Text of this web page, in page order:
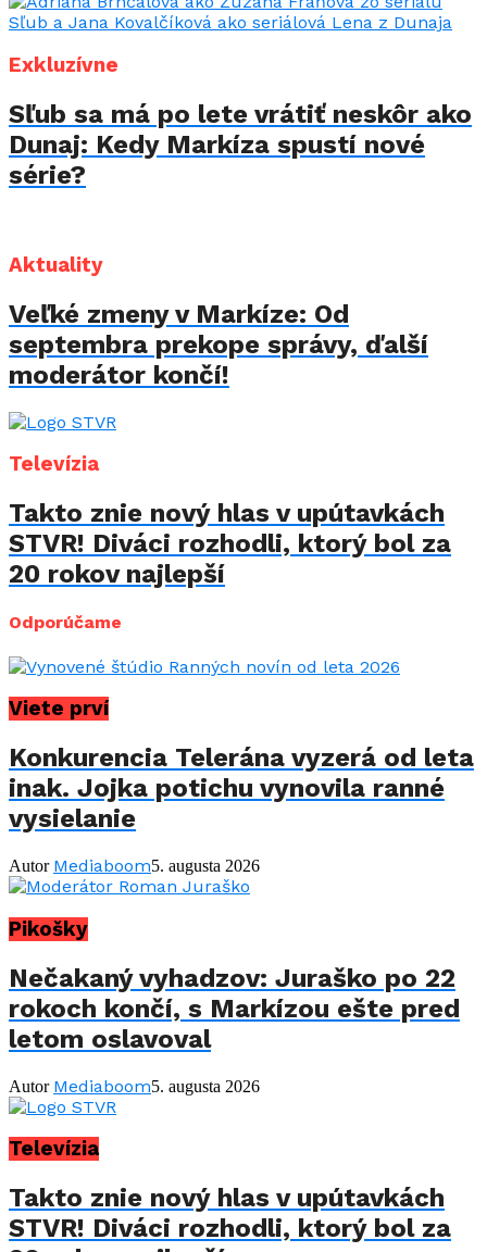
Exkluzívne
Sľub sa má po lete vrátiť neskôr ako
Dunaj: Kedy Markíza spustí nové
série?
Aktuality
Veľké zmeny v Markíze: Od
septembra prekope správy, ďalší
moderátor končí!
Televízia
Takto znie nový hlas v upútavkách
STVR! Diváci rozhodli, ktorý bol za
20 rokov najlepší
Odporúčame
Viete prví
Konkurencia Telerána vyzerá od leta
inak. Jojka potichu vynovila ranné
vysielanie
Autor Mediaboom5. augusta 2026
Pikošky
Nečakaný vyhadzov: Juraško po 22
rokoch končí, s Markízou ešte pred
letom oslavoval
Autor Mediaboom5. augusta 2026
Televízia
Takto znie nový hlas v upútavkách
STVR! Diváci rozhodli, ktorý bol za